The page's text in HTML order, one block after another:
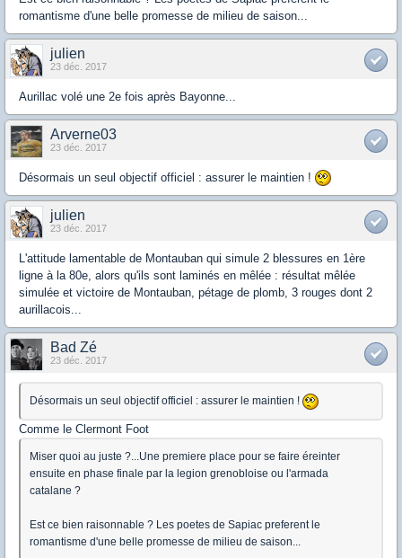
romantisme d'une belle promesse de milieu de saison...
julien
23 déc. 2017
Aurillac volé une 2e fois après Bayonne...
Arverne03
23 déc. 2017
Désormais un seul objectif officiel : assurer le maintien !
julien
23 déc. 2017
L'attitude lamentable de Montauban qui simule 2 blessures en 1ère
ligne à la 80e, alors qu'ils sont laminés en mêlée : résultat mêlée
simulée et victoire de Montauban, pétage de plomb, 3 rouges dont 2
aurillacois...
Bad Zé
23 déc. 2017
Désormais un seul objectif officiel : assurer le maintien !
Comme le Clermont Foot
Miser quoi au juste ?...Une premiere place pour se faire éreinter
ensuite en phase finale par la legion grenobloise ou l'armada
catalane ?
Est ce bien raisonnable ? Les poetes de Sapiac preferent le
romantisme d'une belle promesse de milieu de saison...